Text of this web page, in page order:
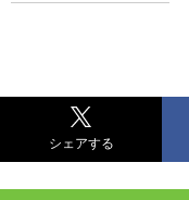
シェアする